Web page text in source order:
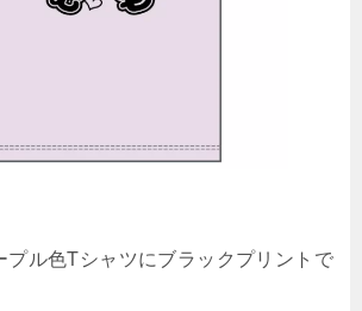
プル色Tシャツにブラックプリントで